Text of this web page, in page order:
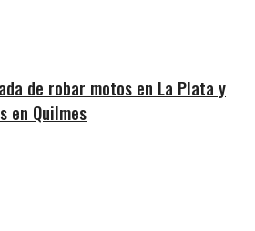
de robar motos en La Plata y
en Quilmes